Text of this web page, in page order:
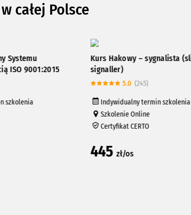
całej Polsce
9001:2015
Kurs Hakowy – sygnalista (slinger
signaller)
5.0 (245)
Indywidualny termin szkolenia
Szkolenie Online
Certyfikat CERTO
445zł/os